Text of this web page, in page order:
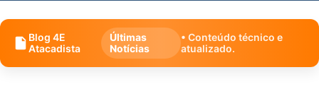
Blog 4E
Atacadista
Últimas
Notícias
• Conteúdo técnico e
atualizado.